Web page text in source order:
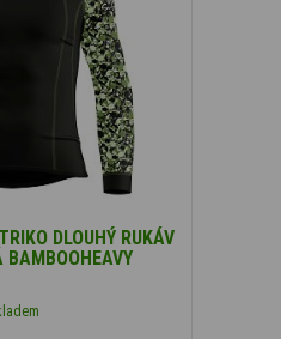
DLOUHÝ RUKÁV
BAMBOOHEAVY